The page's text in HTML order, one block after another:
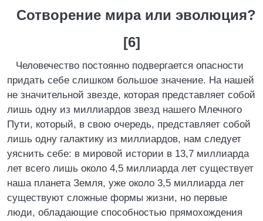
Сотворение мира или эволюция?
[6]
Человечество постоянно подвергается опасности
придать себе слишком большое значение. На нашей
не значительной звезде, которая представляет собой
лишь одну из миллиардов звезд нашего Млечного
Пути, который, в свою очередь, представляет собой
лишь одну галактику из миллиардов, нам следует
уяснить себе: в мировой истории в 13,7 миллиарда
лет всего лишь около 4,5 миллиарда лет существует
наша планета Земля, уже около 3,5 миллиарда лет
существуют сложные формы жизни, но первые
люди, обладающие способностью прямохождения